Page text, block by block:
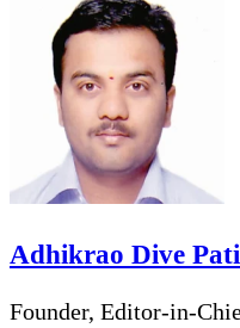
Adhikrao Dive
Founder, Editor-in-